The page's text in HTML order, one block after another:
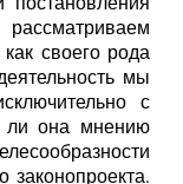
своего рода
мы
с
ли она мнению
законопроекта.